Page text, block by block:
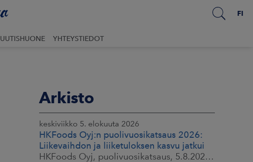
FI
UUTISHUONE YHTEYSTIEDOT
Arkisto
keskiviikko 5. elokuuta 2026
HKFoods Oyj:n puolivuosikatsaus 2026:
Liikevaihdon ja liiketuloksen kasvu jatkui
HKFoods Oyj, puolivuosikatsaus, 5.8.2026 klo 8.30